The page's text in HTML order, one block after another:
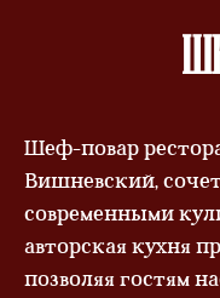
Шеф-повар
Вишневский,
современными
авторская кухня
позволяя гостям